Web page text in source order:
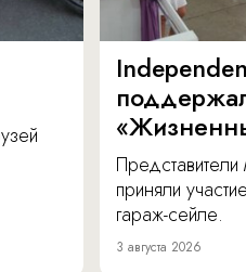
приняли
гараж-сейле.
3 августа 2026